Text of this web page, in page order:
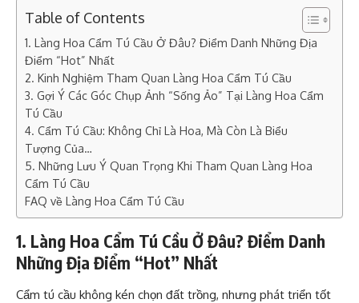
Table of Contents
1. Làng Hoa Cẩm Tú Cầu Ở Đâu? Điểm Danh Những Địa
Điểm “Hot” Nhất
2. Kinh Nghiệm Tham Quan Làng Hoa Cẩm Tú Cầu
3. Gợi Ý Các Góc Chụp Ảnh “Sống Ảo” Tại Làng Hoa Cẩm
Tú Cầu
4. Cẩm Tú Cầu: Không Chỉ Là Hoa, Mà Còn Là Biểu
Tượng Của…
5. Những Lưu Ý Quan Trọng Khi Tham Quan Làng Hoa
Cẩm Tú Cầu
FAQ về Làng Hoa Cẩm Tú Cầu
1. Làng Hoa Cẩm Tú Cầu Ở Đâu? Điểm Danh
Những Địa Điểm “Hot” Nhất
Cẩm tú cầu không kén chọn đất trồng, nhưng phát triển tốt